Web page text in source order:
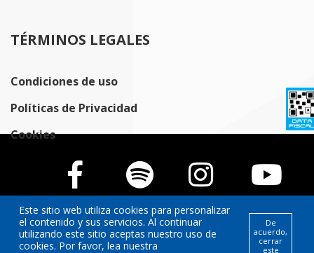
TÉRMINOS LEGALES
Condiciones de uso
Políticas de Privacidad
Cookies
Este sitio web utiliza cookies para personalizar
el contenido y sus servicios. Al continuar
utilizando este sitio aceptas nuestro uso de
cookies. Por favor, lea nuestra
De
acuerdo,
cerrar
este